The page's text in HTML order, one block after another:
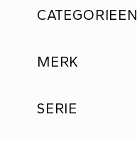
CATEGORIEEN
MERK
SERIE